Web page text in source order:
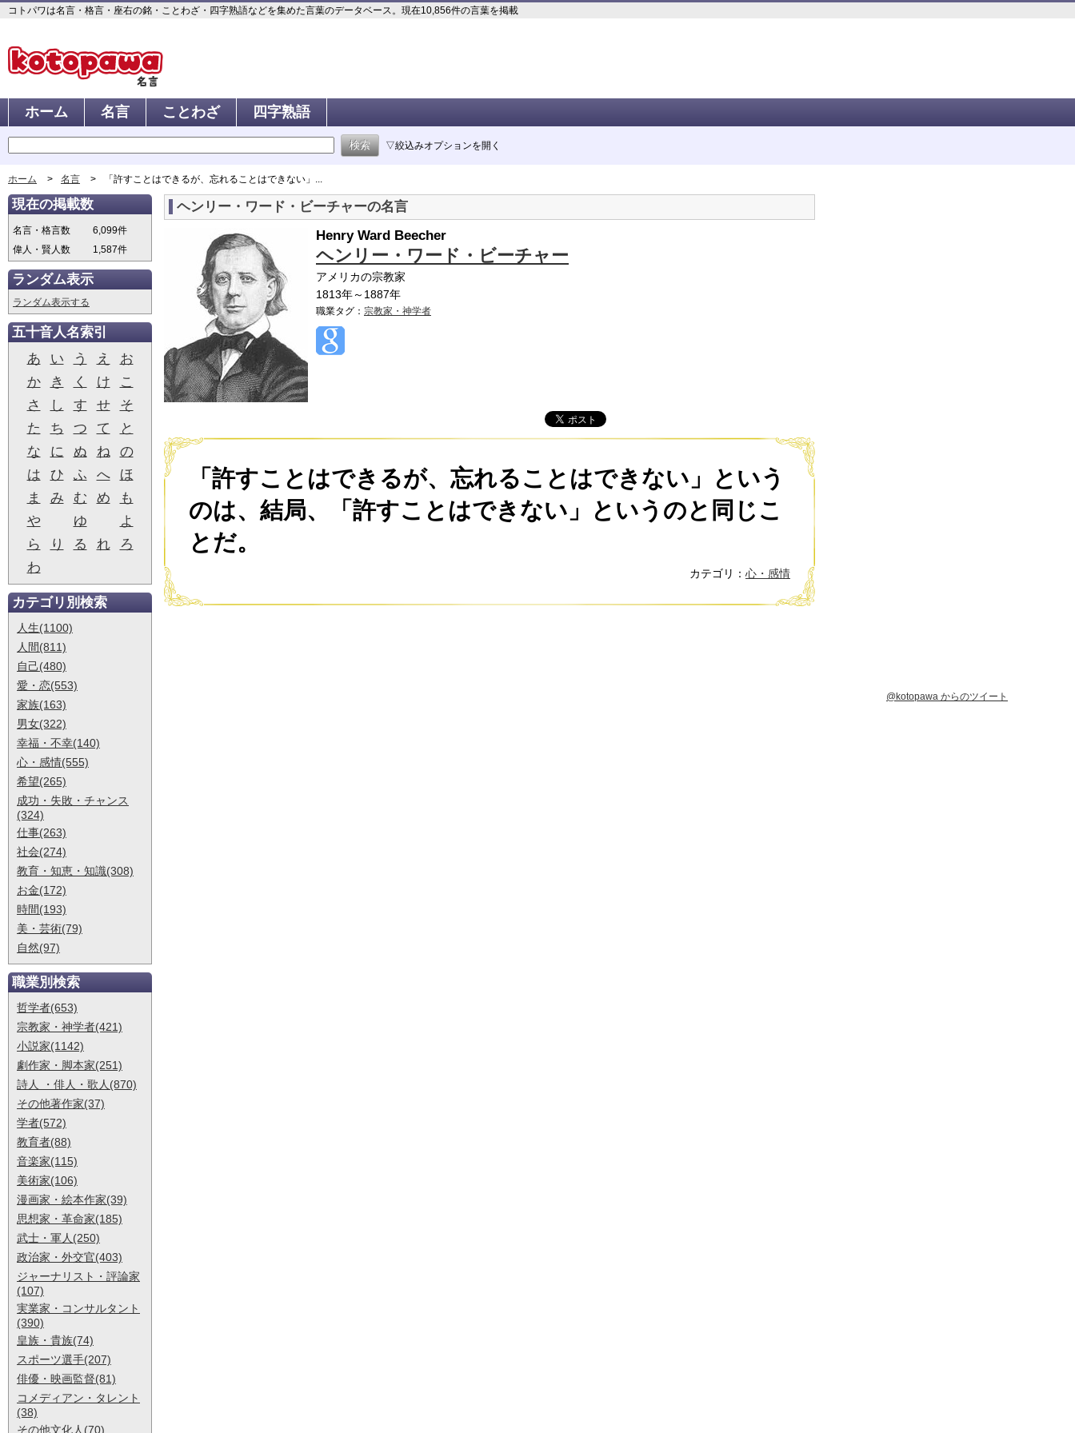
コトパワは名言・格言・座右の銘・ことわざ・四字熟語などを集めた言葉のデータベース。現在10,856件の言葉を掲載
ホーム 名言 ことわざ 四字熟語
▽絞込みオプションを開く
ホーム 名言 「許すことはできるが、忘れることはできない」...
ヘンリー・ワード・ビーチャーの名言
Henry Ward Beecher
ヘンリー・ワード・ビーチャー
アメリカの宗教家
1813年～1887年
職業タグ： 宗教家・神学者
「許すことはできるが、忘れることはできない」という
のは、結局、「許すことはできない」というのと同じこ
とだ。
カテゴリ： 心・感情
現在の掲載数
名言・格言数
6,099件
偉人・賢人数
1,587件
ランダム表示
ランダム表示する
五十音人名索引
あ
い う え
お
か
き く け
こ
さ
し す せ
そ
た
ち つ て
と
な
に ぬ ね
の
は
ひ ふ へ
ほ
ま
み む め
も
や
ゆ
よ
ら
り る れ
ろ
わ
カテゴリ別検索
人生(1100)
人間(811)
自己(480)
愛・恋(553)
家族(163)
男女(322)
幸福・不幸(140)
心・感情(555)
希望(265)
成功・失敗・チャンス
(324)
仕事(263)
社会(274)
教育・知恵・知識(308)
お金(172)
時間(193)
美・芸術(79)
自然(97)
職業別検索
哲学者(653)
宗教家・神学者(421)
小説家(1142)
劇作家・脚本家(251)
詩人 ・俳人・歌人(870)
その他著作家(37)
学者(572)
教育者(88)
音楽家(115)
美術家(106)
漫画家・絵本作家(39)
思想家・革命家(185)
武士・軍人(250)
政治家・外交官(403)
ジャーナリスト・評論家
(107)
実業家・コンサルタント
(390)
皇族・貴族(74)
スポーツ選手(207)
俳優・映画監督(81)
コメディアン・タレント
(38)
その他文化人(70)
@kotopawa からのツイート